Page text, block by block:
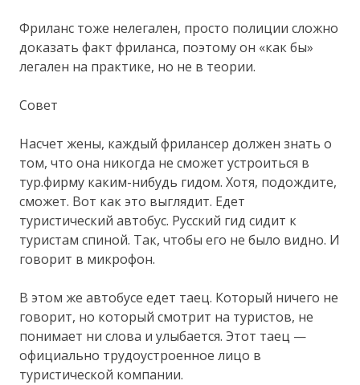
Фриланс тоже нелегален, просто полиции сложно
доказать факт фриланса, поэтому он «как бы»
легален на практике, но не в теории.
Совет
Насчет жены, каждый фрилансер должен знать о
том, что она никогда не сможет устроиться в
тур.фирму каким-нибудь гидом. Хотя, подождите,
сможет. Вот как это выглядит. Едет
туристический автобус. Русский гид сидит к
туристам спиной. Так, чтобы его не было видно. И
говорит в микрофон.
В этом же автобусе едет таец. Который ничего не
говорит, но который смотрит на туристов, не
понимает ни слова и улыбается. Этот таец —
официально трудоустроенное лицо в
туристической компании.